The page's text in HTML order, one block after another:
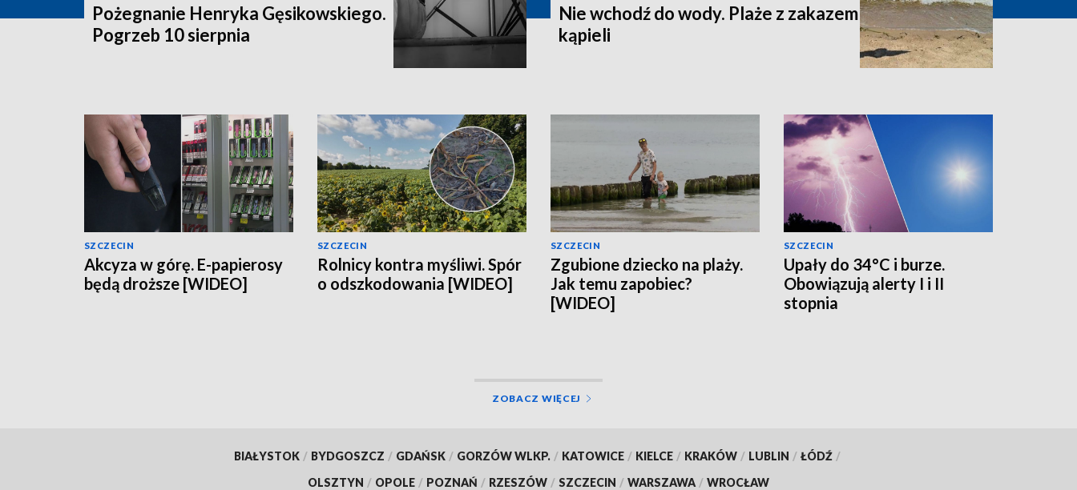
Pożegnanie Henryka Gęsikowskiego.
Pogrzeb 10 sierpnia
Nie wchodź do wody. Plaże z zakazem
kąpieli
SZCZECIN
Akcyza w górę. E-papierosy
będą droższe [WIDEO]
SZCZECIN
Rolnicy kontra myśliwi. Spór
o odszkodowania [WIDEO]
SZCZECIN
Zgubione dziecko na plaży.
Jak temu zapobiec?
[WIDEO]
SZCZECIN
Upały do 34°C i burze.
Obowiązują alerty I i II
stopnia
ZOBACZ WIĘCEJ
BIAŁYSTOK / BYDGOSZCZ / GDAŃSK / GORZÓW WLKP. / KATOWICE / KIELCE / KRAKÓW / LUBLIN / ŁÓDŹ /
OLSZTYN / OPOLE / POZNAŃ / RZESZÓW / SZCZECIN / WARSZAWA / WROCŁAW